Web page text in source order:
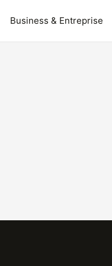
Business & Entreprise